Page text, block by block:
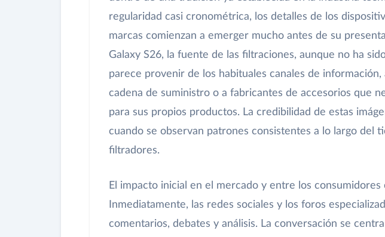
regularidad casi cronométrica, los detalles de los
marcas comienzan a emerger mucho antes de su
Galaxy S26, la fuente de las filtraciones, aunque no ha
parece provenir de los habituales canales de información,
cadena de suministro o a fabricantes de accesorios que
para sus propios productos. La credibilidad de estas
cuando se observan patrones consistentes a lo largo del
filtradores.
El impacto inicial en el mercado y entre los consumidores
Inmediatamente, las redes sociales y los foros
comentarios, debates y análisis. La conversación se